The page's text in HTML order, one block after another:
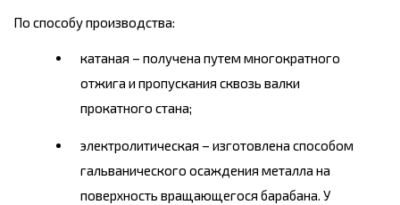
По способу производства:
катаная – получена путем многократного
отжига и пропускания сквозь валки
прокатного стана;
электролитическая – изготовлена способом
гальванического осаждения металла на
поверхность вращающегося барабана. У